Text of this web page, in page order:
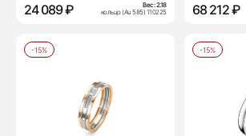
24 089 ₽ Вес:2.18
кольцо (Au 585) 110225
68 212 ₽
-15% -15%